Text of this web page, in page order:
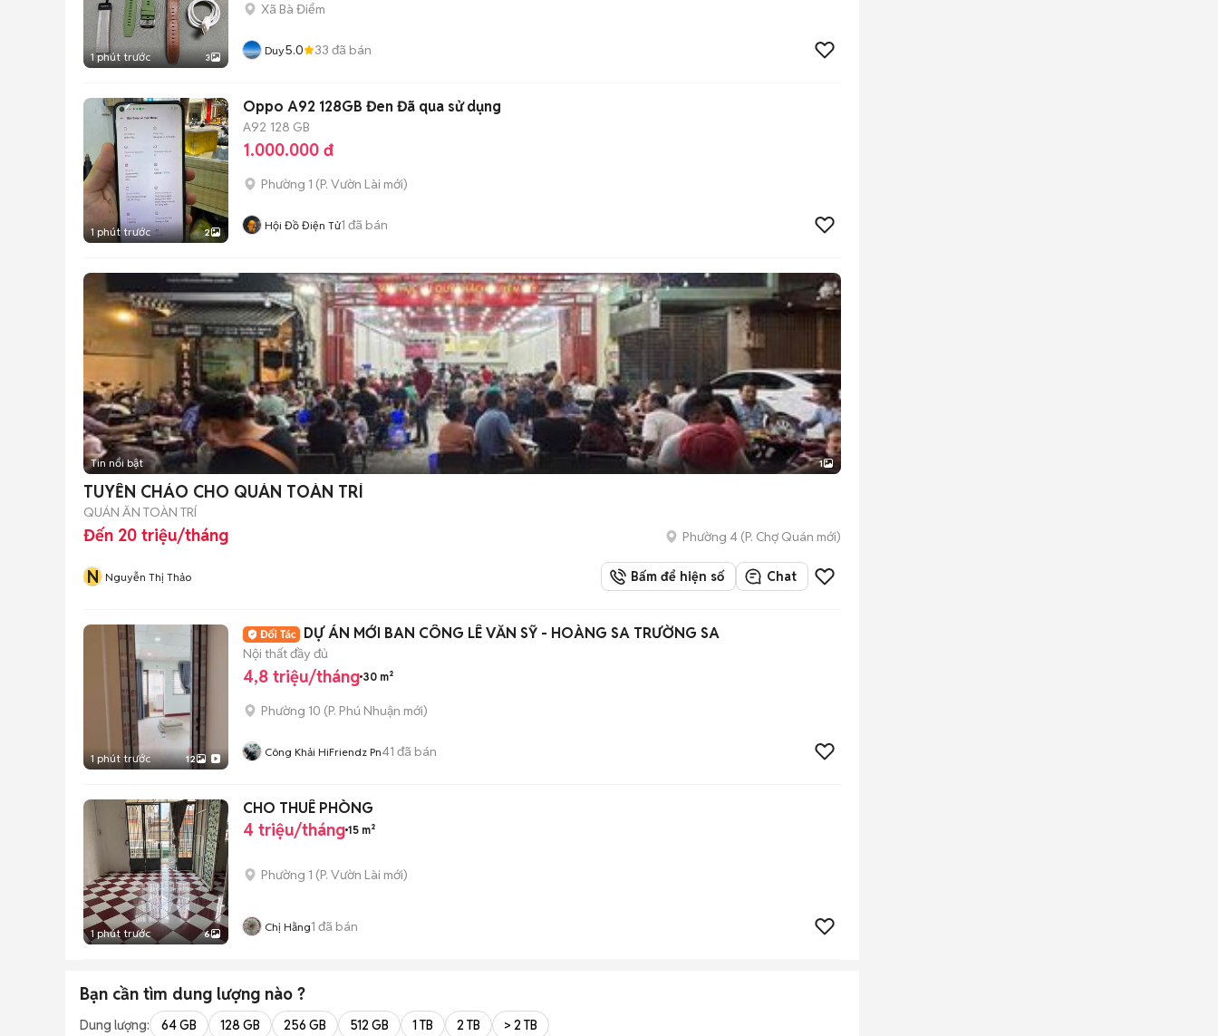
1 phút trước 3
Xã Bà Điểm
Duy5.0 33 đã bán
1 phút trước 2
Oppo A92 128GB Đen Đã qua sử dụng
A92 128 GB
1.000.000 đ
Phường 1 (P. Vườn Lài mới)
Hội Đồ Điện Tử1 đã bán
Tin nổi bật 1
TUYỂN CHẢO CHO QUÁN TOÀN TRÍ
QUÁN ĂN TOÀN TRÍ
Đến 20 triệu/tháng Phường 4 (P. Chợ Quán mới)
N Nguyễn Thị Thảo Bấm để hiện số Chat
1 phút trước 12
DỰ ÁN MỚI BAN CÔNG LÊ VĂN SỸ - HOÀNG SA TRƯỜNG SA
Nội thất đầy đủ
4,8 triệu/tháng 30 m²
Phường 10 (P. Phú Nhuận mới)
Công Khải HiFriendz Pn41 đã bán
1 phút trước 6
CHO THUÊ PHÒNG
4 triệu/tháng 15 m²
Phường 1 (P. Vườn Lài mới)
Chị Hằng1 đã bán
Bạn cần tìm dung lượng nào ?
Dung lượng: 64 GB 128 GB 256 GB 512 GB 1 TB 2 TB > 2 TB